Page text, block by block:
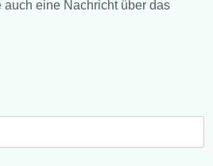
eine Nachricht über das